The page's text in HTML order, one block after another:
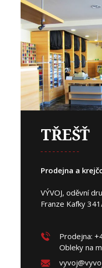
TŘEŠŤ
Prodejna a
VÝVOJ, oděvní
Franze Kafky
Prodejna:
Obleky na